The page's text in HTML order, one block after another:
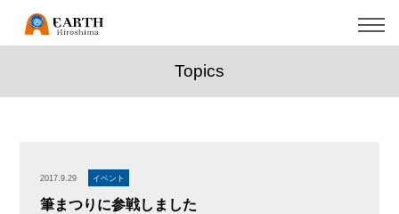
Topics
2017.9.29 イベント
筆まつりに参戦しました